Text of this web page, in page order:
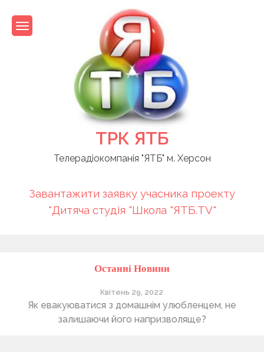
content
ТРК ЯТБ
Телерадіокомпанія "ЯТБ" м. Херсон
Завантажити заявку учасника проекту
"Дитяча студія "Школа "ЯТБ.TV"
Останні Новини
Квітень 29, 2022
Як евакуюватися з домашнім улюбленцем, не
залишаючи його напризволяще?